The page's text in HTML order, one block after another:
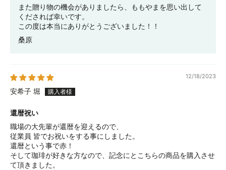
また贈り物の機会がありましたら、ももやまを思い出して
くだされば幸いです。
この度は本当にありがとうございました！！
桑原
12/18/2023
安希子 堀
還暦祝い
職場の大先輩が還暦を迎えるので、
従業員 皆でお祝いをする事にしました。
還暦という事で赤！
そして珈琲が好きな方なので、記念にとこちらの商品を購入させ
て頂きました。